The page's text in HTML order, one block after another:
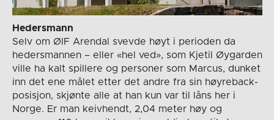
Hedersmann
Selv om ØIF Arendal svevde høyt i perioden da
hedersmannen – eller «hel ved», som Kjetil Øygarden
ville ha kalt spillere og personer som Marcus, dunket
inn det ene målet etter det andre fra sin høyreback-
posisjon, skjønte alle at han kun var til låns her i
Norge. Er man keivhendt, 2,04 meter høy og